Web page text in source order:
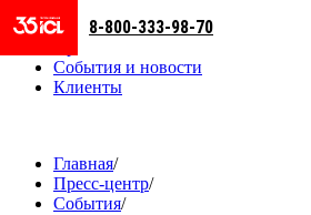
Направления
События и новости
Клиенты
8-800-333-98-70
Главная/
Пресс-центр/
События/